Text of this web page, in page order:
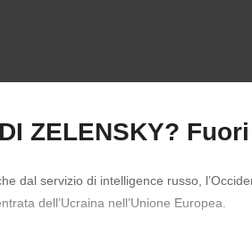
GLI USA
I CRIMINI DI
Fuori dal Virus
ZELENSKY?
dal servizio di intelligence russo,
dell’Ucraina nell’Unione Europea.